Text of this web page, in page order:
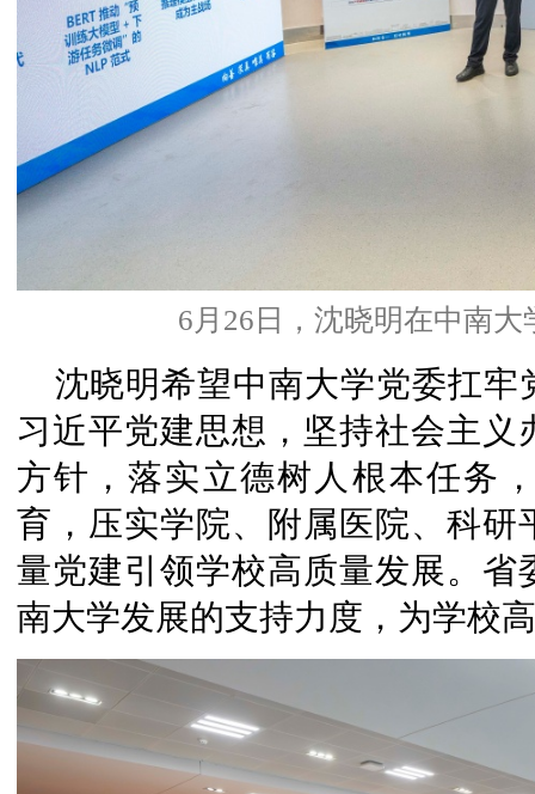
6月26日，沈晓明在中南
沈晓明希望中南大学党委扛
习近平党建思想，坚持社会主
方针，落实立德树人根本任务
育，压实学院、附属医院、科
量党建引领学校高质量发展。
南大学发展的支持力度，为学校